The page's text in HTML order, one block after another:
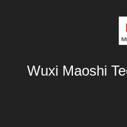
Wuxi Maoshi